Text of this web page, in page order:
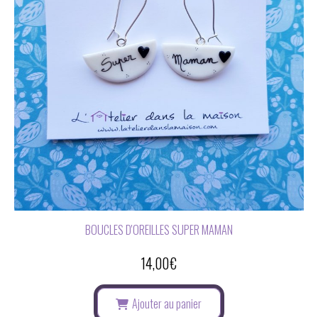
BOUCLES D'OREILLES SUPER MAMAN
14,00€
Ajouter au panier